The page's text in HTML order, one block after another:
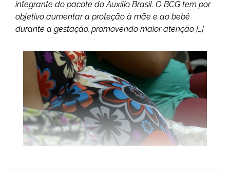
integrante do pacote do Auxílio Brasil. O BCG tem por
objetivo aumentar a proteção à mãe e ao bebê
durante a gestação, promovendo maior atenção […]